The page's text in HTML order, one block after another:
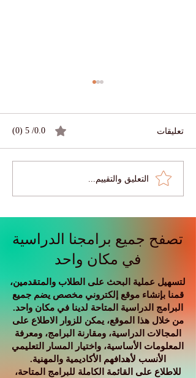
🌍 أسعار الفائدة العالمية لا
تزال مرتفعة: ماذا يعني عصر
تعليقات 0.0/ 5 (0)
التعليق والتقييم...
تصفح جميع برامجنا الدراسية
في مكان واحد
لتسهيل عملية البحث على الطلاب والمتقدمين،
قمنا بإنشاء موقع إلكتروني مخصص يضم جميع
البرامج الدراسية المتاحة لدينا في مكان واحد.
من خلال هذا الموقع، يمكن للزوار الاطلاع على
المجالات الدراسية، ومقارنة البرامج، ومعرفة
المعلومات الأساسية، واختيار المسار التعليمي
الأنسب لأهدافهم الأكاديمية والمهنية.
للاطلاع على القائمة الكاملة للبرامج المتاحة،